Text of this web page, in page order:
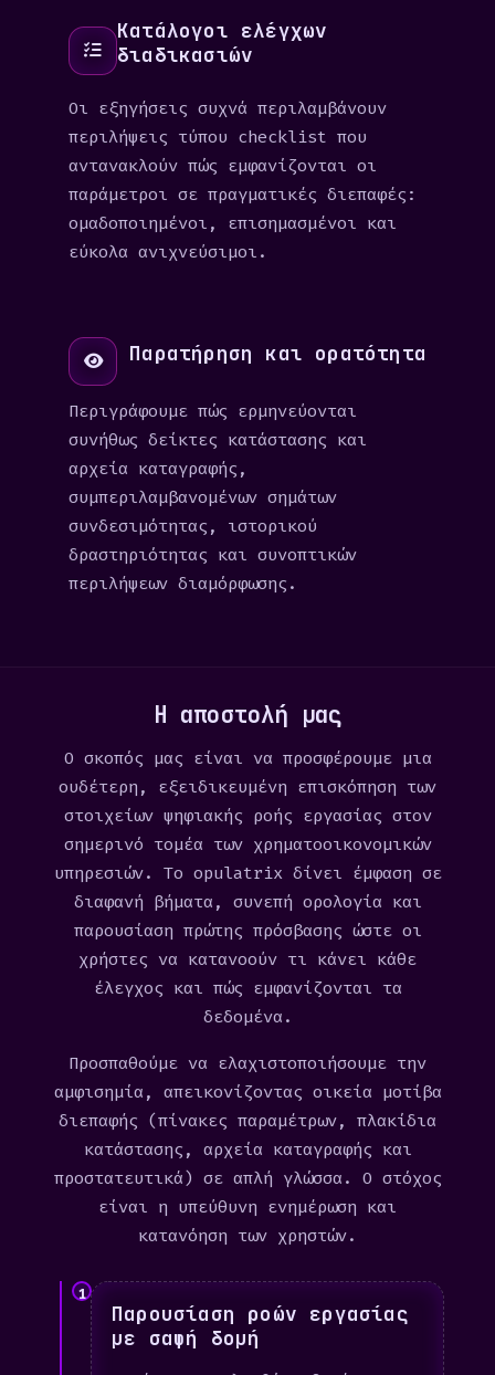
Κατάλογοι ελέγχων
διαδικασιών
Οι εξηγήσεις συχνά περιλαμβάνουν
περιλήψεις τύπου checklist που
αντανακλούν πώς εμφανίζονται οι
παράμετροι σε πραγματικές διεπαφές:
ομαδοποιημένοι, επισημασμένοι και
εύκολα ανιχνεύσιμοι.
Παρατήρηση και ορατότητα
Περιγράφουμε πώς ερμηνεύονται
συνήθως δείκτες κατάστασης και
αρχεία καταγραφής,
συμπεριλαμβανομένων σημάτων
συνδεσιμότητας, ιστορικού
δραστηριότητας και συνοπτικών
περιλήψεων διαμόρφωσης.
Η αποστολή μας
Ο σκοπός μας είναι να προσφέρουμε μια
ουδέτερη, εξειδικευμένη επισκόπηση των
στοιχείων ψηφιακής ροής εργασίας στον
σημερινό τομέα των χρηματοοικονομικών
υπηρεσιών. Το opulatrix δίνει έμφαση σε
διαφανή βήματα, συνεπή ορολογία και
παρουσίαση πρώτης πρόσβασης ώστε οι
χρήστες να κατανοούν τι κάνει κάθε
έλεγχος και πώς εμφανίζονται τα
δεδομένα.
Προσπαθούμε να ελαχιστοποιήσουμε την
αμφισημία, απεικονίζοντας οικεία μοτίβα
διεπαφής (πίνακες παραμέτρων, πλακίδια
κατάστασης, αρχεία καταγραφής και
προστατευτικά) σε απλή γλώσσα. Ο στόχος
είναι η υπεύθυνη ενημέρωση και
κατανόηση των χρηστών.
1
Παρουσίαση ροών εργασίας
με σαφή δομή